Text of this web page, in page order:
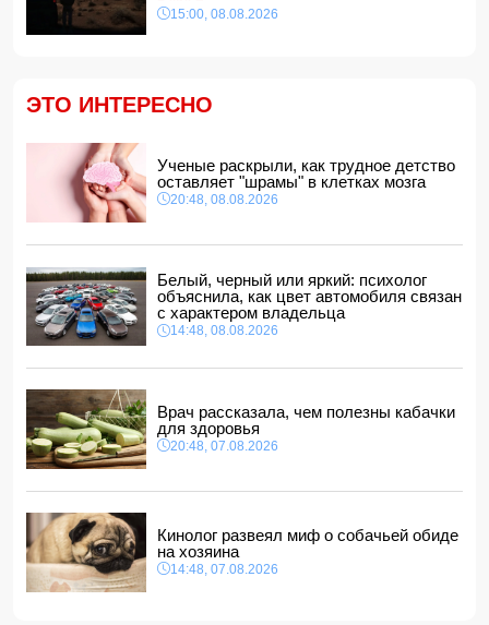
14:28, 08.08.2026
Найдено тело утонувшего в море 16-летнего юноши
обвинений в адрес Инфантино
ВС РФ взяли под контроль Ивановку в Харьковской
области
14:04, 08.08.2026
Прогноз погоды в Азербайджане на 9 августа
14:00, 08.08.2026
Никол Пашинян позвонил Ильхаму Алиеву
12:48, 08.08.2026
СМИ: США ищут на Кубе фигуру для повторения
"венесуэльского сценария"
15:00, 08.08.2026
ЭТО ИНТЕРЕСНО
Ученые раскрыли, как трудное детство
оставляет "шрамы" в клетках мозга
20:48, 08.08.2026
Белый, черный или яркий: психолог
объяснила, как цвет автомобиля связан
с характером владельца
14:48, 08.08.2026
Врач рассказала, чем полезны кабачки
для здоровья
20:48, 07.08.2026
Кинолог развеял миф о собачьей обиде
на хозяина
14:48, 07.08.2026